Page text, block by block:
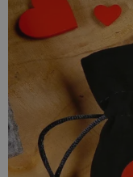
Przekonaj się sam, że
ozdobione
sposobów! W swoje
zapakujesz między
Dzień Kobiet,
także drobne
gości
oraz
typu tea light lub
czerwonym sercem
organizerów na
pudełku wspomnień.